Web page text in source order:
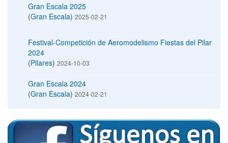
Gran Escala 2025
(Gran Escala) 2025-02-21
Festival-Competición de Aeromodelismo Fiestas del Pilar
2024
(Pilares) 2024-10-03
Gran Escala 2024
(Gran Escala) 2024-02-21